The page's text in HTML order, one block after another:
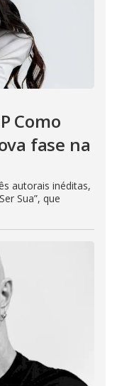
Como
fase na
autorais inéditas,
Sua”, que